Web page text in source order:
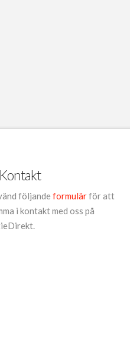
Kontakt
följandeformulärför att
i kontakt med oss på